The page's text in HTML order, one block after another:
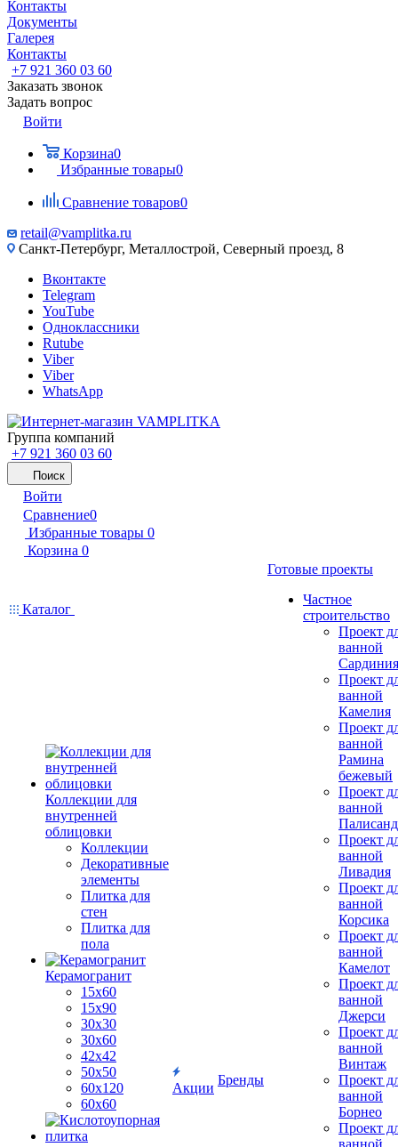
Контакты
Документы
Галерея
Контакты
+7 921 360 03 60
Заказать звонок
Задать вопрос
Войти
Корзина0
Избранные товары0
Сравнение товаров0
retail@vamplitka.ru
Санкт-Петербург, Металлострой, Северный проезд, 8
Вконтакте
Telegram
YouTube
Одноклассники
Rutube
Viber
Viber
WhatsApp
Группа компаний
+7 921 360 03 60
Поиск
Войти
Сравнение0
Избранные товары 0
Корзина 0
Каталог
Коллекции для
внутренней
облицовки
Коллекции
Декоративные
элементы
Плитка для
стен
Плитка для
пола
Керамогранит
15х60
15x90
30х30
30х60
42х42
50х50
60х120
60х60
Акции
Бренды
Готовые проекты
Частное
строительство
Проект
ванной
Сардиния
Проект
ванной
Камелия
Проект
ванной
Рамина
бежевый
Проект
ванной
Проект
ванной
Ливадия
Проект
ванной
Корсика
Проект
ванной
Камелот
Проект
ванной
Джерси
Проект
ванной
Винтаж
Проект
ванной
Борнео
Проект
ванной